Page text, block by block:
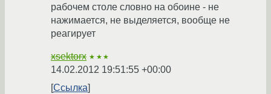
рабочем столе словно на обоине - не
нажимается, не выделяется, вообще не
реагирует
xsektorx ★★★
14.02.2012 19:51:55 +00:00
Ссылка